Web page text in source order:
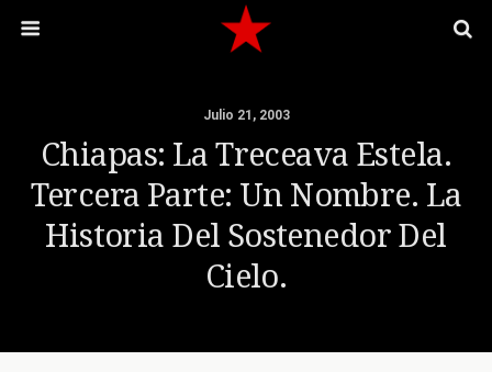
Julio 21, 2003
Chiapas: La Treceava Estela.
Tercera Parte: Un Nombre. La
Historia Del Sostenedor Del
Cielo.